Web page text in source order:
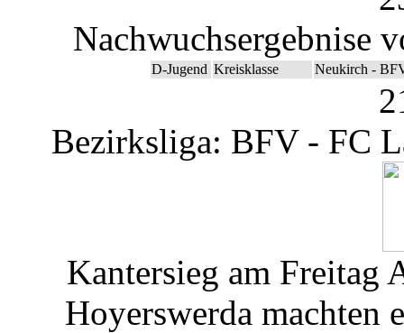
Nachwuchsergebnise
D-Jugend Kreisklasse Neukirch -
Bezirksliga: BFV - FC
Kantersieg am Freitag
Hoyerswerda machten